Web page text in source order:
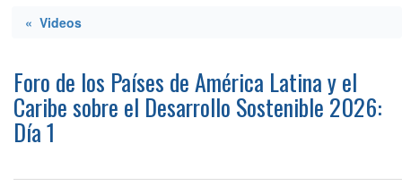
« Videos
Foro de los Países de América Latina y el
Caribe sobre el Desarrollo Sostenible 2026:
Día 1